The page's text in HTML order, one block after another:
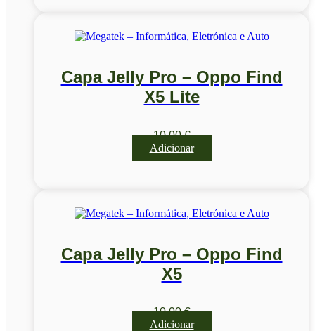
Capa Jelly Pro – Oppo Find
X5 Lite
10,00€
Adicionar
Capa Jelly Pro – Oppo Find
X5
10,00€
Adicionar